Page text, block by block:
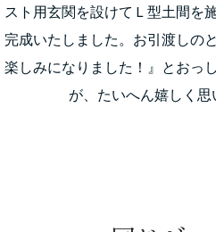
スト用玄関を設けてＬ型土間を
完成いたしました。お引渡しの
楽しみになりました！』とおっ
が、たいへん嬉しく思